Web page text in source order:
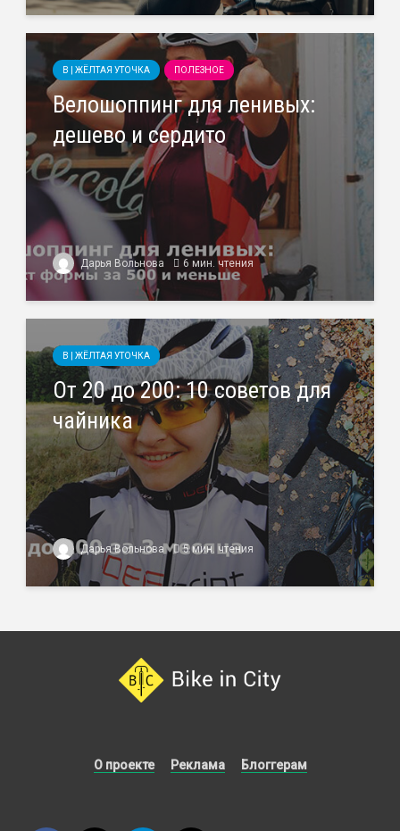
B | ЖЁЛТАЯ УТОЧКА ПОЛЕЗНОЕ
Велошоппинг для ленивых:
дешево и сердито
Дарья Вольнова 6 мин. чтения
B | ЖЁЛТАЯ УТОЧКА
От 20 до 200: 10 советов для
чайника
Дарья Вольнова 5 мин. чтения
О проекте Реклама Блоггерам